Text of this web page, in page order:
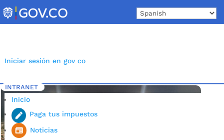
to
content
Iniciar sesión en gov co
INTRANET
Inicio
Paga tus impuestos
Noticias
Inicio 5 Etiqueta: Atlético Bucaramanga